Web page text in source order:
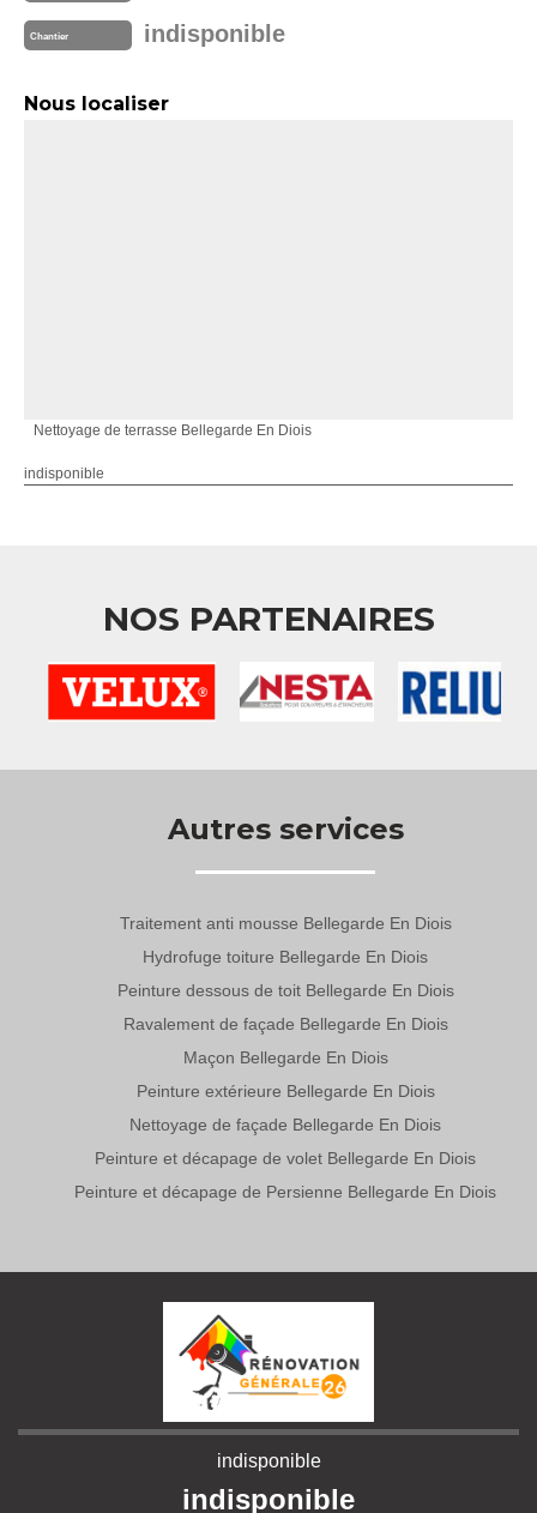
Chantier indisponible
Nous localiser
Nettoyage de terrasse Bellegarde En Diois
indisponible
NOS PARTENAIRES
Autres services
Traitement anti mousse Bellegarde En Diois
Hydrofuge toiture Bellegarde En Diois
Peinture dessous de toit Bellegarde En Diois
Ravalement de façade Bellegarde En Diois
Maçon Bellegarde En Diois
Peinture extérieure Bellegarde En Diois
Nettoyage de façade Bellegarde En Diois
Peinture et décapage de volet Bellegarde En Diois
Peinture et décapage de Persienne Bellegarde En Diois
indisponible
indisponible